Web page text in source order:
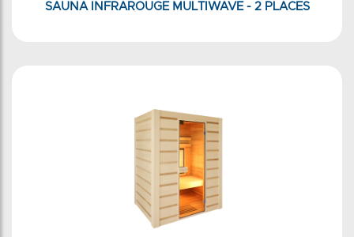
SAUNA INFRAROUGE MULTIWAVE - 2 PLACES